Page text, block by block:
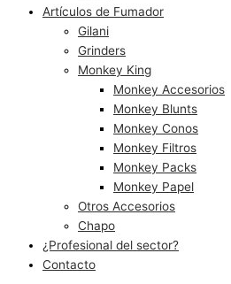
Artículos de Fumador
Gilani
Grinders
Monkey King
Monkey Accesorios
Monkey Blunts
Monkey Conos
Monkey Filtros
Monkey Packs
Monkey Papel
Otros Accesorios
Chapo
¿Profesional del sector?
Contacto